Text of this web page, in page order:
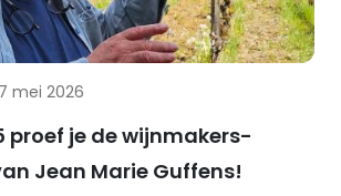
mei 2026
proef je de wijnmakers-
Jean Marie Guffens!